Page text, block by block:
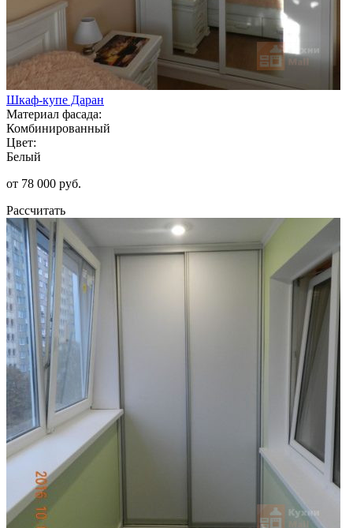
Шкаф-купе Даран
Материал фасада:
Комбинированный
Цвет:
Белый
от 78 000 руб.
Рассчитать